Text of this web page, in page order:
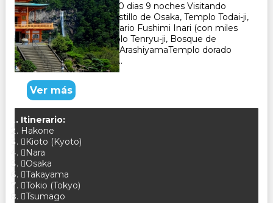
Paquete Turistico de 10 dias 9 noches Visitando
Osaka, Nara, Kyoto, Castillo de Osaka, Templo Todai-ji,
Parque de Nara, Santuario Fushimi Inari (con miles
de pórticos torii), Templo Tenryu-ji, Bosque de
Bambú de Sagano en ArashiyamaTemplo dorado
Kinkaku-ji, Gion (barrio...
Ver más
Itinerario:
Hakone
Kioto (Kyoto)
Nara
Osaka
Takayama
Tokio (Tokyo)
Tsumago